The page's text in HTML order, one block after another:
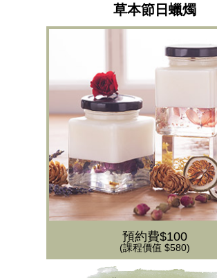
草本節日蠟燭
預約費$100
(課程價值 $580)